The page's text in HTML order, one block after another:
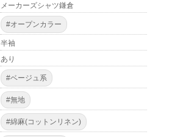
メーカーズシャツ鎌倉
#オープンカラー
半袖
あり
#ベージュ系
#無地
#綿麻(コットンリネン)